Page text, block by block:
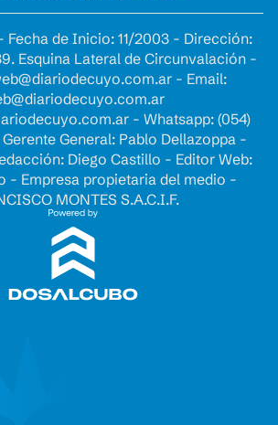
Fecha de Inicio: 11/2003 - Dirección:
Esquina Lateral de Circunvalación -
- Email:
- Whatsapp: (054)
General: Pablo Dellazoppa -
Diego Castillo - Editor Web:
- Empresa propietaria del medio -
MONTES S.A.C.I.F.